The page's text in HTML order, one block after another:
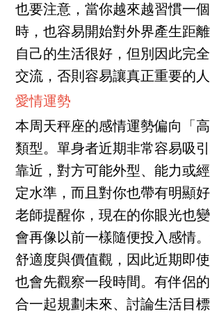
也要注意，當你越來越習慣一
時，也容易開始對外界產生距
自己的生活很好，但別因此完
交流，否則容易讓真正重要的人
愛情運勢
本周天秤座的感情運勢偏向「
類型。單身者近期非常容易吸
靠近，對方可能外型、能力或
定水準，而且對你也帶有明顯
老師提醒你，現在的你眼光也
會再像以前一樣隨便投入感情
舒適度與價值觀，因此近期即
也會先觀察一段時間。有伴侶
合一起規劃未來、討論生活目